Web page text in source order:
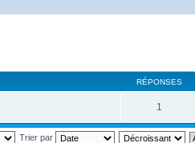
RÉPONSES
1
Trier par